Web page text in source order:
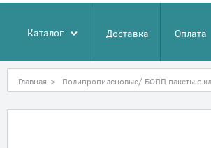
Каталог Доставка Оплата
Главная > Полипропиленовые/ БОПП пакеты с